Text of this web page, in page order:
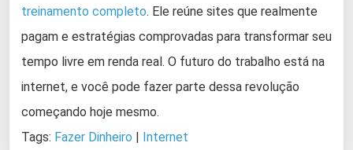
treinamento completo. Ele reúne sites que realmente
pagam e estratégias comprovadas para transformar seu
tempo livre em renda real. O futuro do trabalho está na
internet, e você pode fazer parte dessa revolução
começando hoje mesmo.
Tags: Fazer Dinheiro | Internet